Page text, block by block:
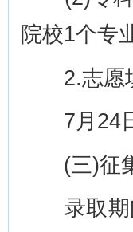
院校1个专
2.志愿
7月24日
(三)征
录取期间